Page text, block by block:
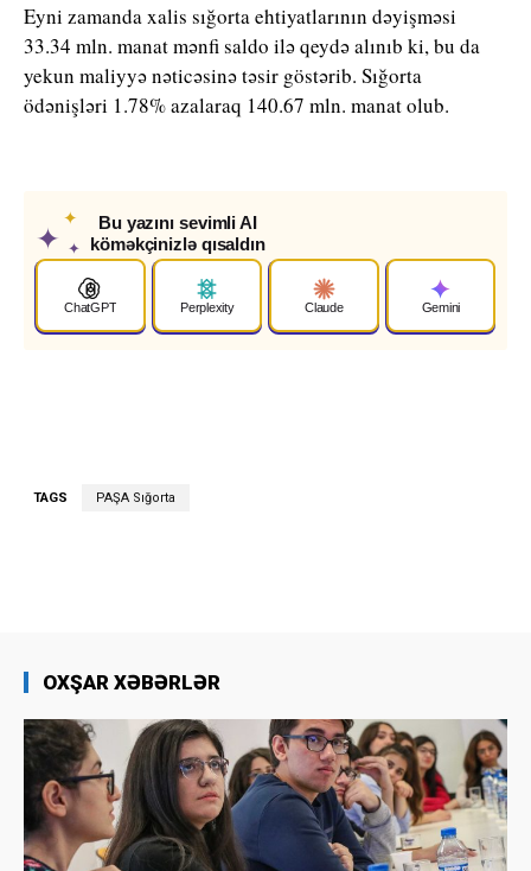
Eyni zamanda xalis sığorta ehtiyatlarının dəyişməsi
33.34 mln. manat mənfi saldo ilə qeydə alınıb ki, bu da
yekun maliyyə nəticəsinə təsir göstərib. Sığorta
ödənişləri 1.78% azalaraq 140.67 mln. manat olub.
✦
✦
✦
Bu yazını sevimli AI
köməkçinizlə qısaldın
ChatGPT Perplexity Claude Gemini
TAGS PAŞA Sığorta
OXŞAR XƏBƏRLƏR